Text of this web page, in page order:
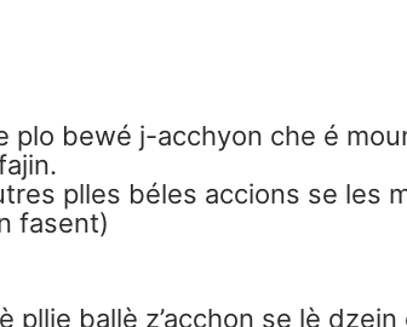
plo bewé j-acchyon che é
plles béles accions se les
fasent)
pllie ballè z’acchon se lè